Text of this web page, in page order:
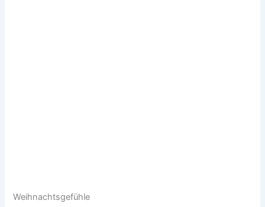
Weihnachtsgefühle